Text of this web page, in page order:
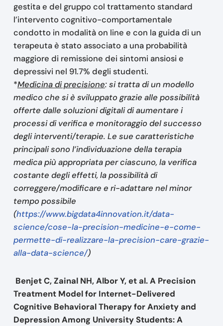
gestita e del gruppo col trattamento standard
l’intervento cognitivo-comportamentale
condotto in modalità on line e con la guida di un
terapeuta è stato associato a una probabilità
maggiore di remissione dei sintomi ansiosi e
depressivi nel 91.7% degli studenti.
*Medicina di precisione: si tratta di un modello
medico che si è sviluppato grazie alle possibilità
offerte dalle soluzioni digitali di aumentare i
processi di verifica e monitoraggio del successo
degli interventi/terapie. Le sue caratteristiche
principali sono l’individuazione della terapia
medica più appropriata per ciascuno, la verifica
costante degli effetti, la possibilità di
correggere/modificare e ri-adattare nel minor
tempo possibile
(https://www.bigdata4innovation.it/data-
science/cose-la-precision-medicine-e-come-
permette-di-realizzare-la-precision-care-grazie-
alla-data-science/)
Benjet C, Zainal NH, Albor Y, et al. A Precision
Treatment Model for Internet-Delivered
Cognitive Behavioral Therapy for Anxiety and
Depression Among University Students: A